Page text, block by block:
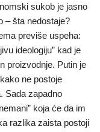
sukob je jasno
– šta nedostaje?
previše uspeha:
ideologiju” kad je
proizvodnje. Putin je
ne postoje
Sada zapadno
koja će da im
razlika zaista postoji